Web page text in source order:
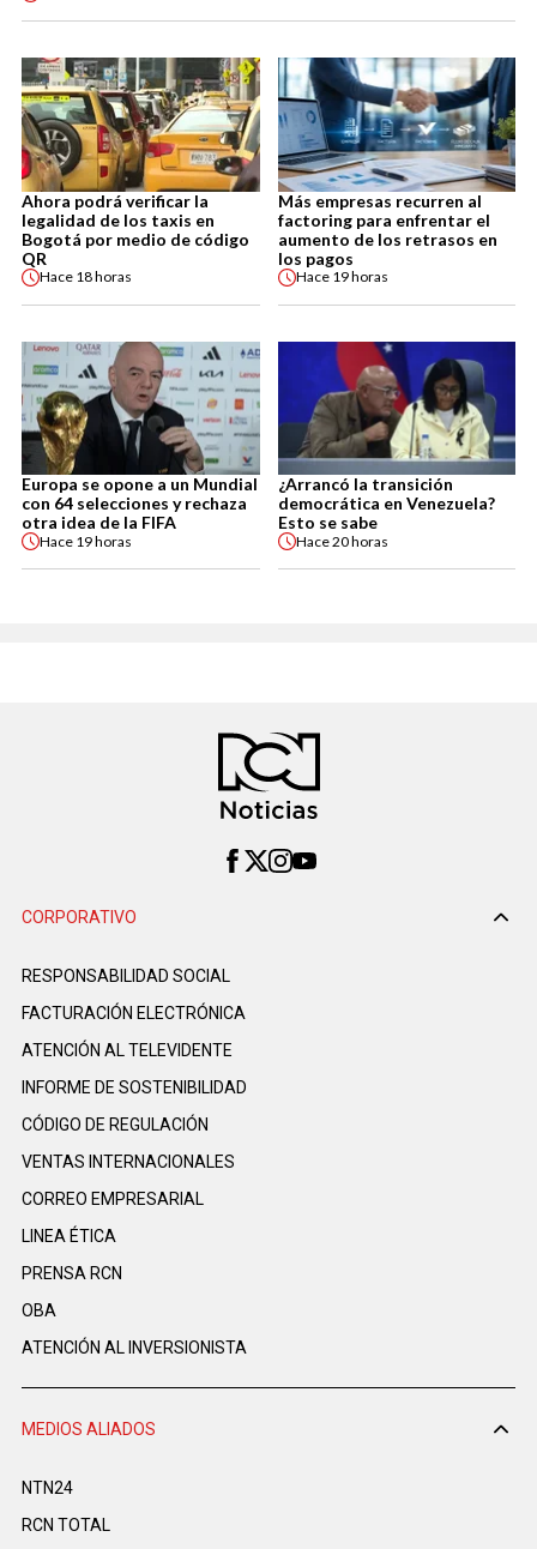
Ahora podrá verificar la
legalidad de los taxis en
Bogotá por medio de código
QR
Hace 18 horas
Más empresas recurren al
factoring para enfrentar el
aumento de los retrasos en
los pagos
Hace 19 horas
Europa se opone a un Mundial
con 64 selecciones y rechaza
otra idea de la FIFA
Hace 19 horas
¿Arrancó la transición
democrática en Venezuela?
Esto se sabe
Hace20 horas
CORPORATIVO
RESPONSABILIDAD SOCIAL
FACTURACIÓN ELECTRÓNICA
ATENCIÓN AL TELEVIDENTE
INFORME DE SOSTENIBILIDAD
CÓDIGO DE REGULACIÓN
VENTAS INTERNACIONALES
CORREO EMPRESARIAL
LINEA ÉTICA
PRENSA RCN
OBA
ATENCIÓN AL INVERSIONISTA
MEDIOS ALIADOS
NTN24
RCN TOTAL